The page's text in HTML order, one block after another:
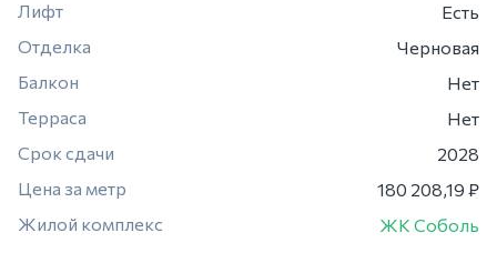
Лифт
Есть
Отделка
Черновая
Балкон
Нет
Терраса
Нет
Срок сдачи
2028
Цена за метр
180 208,19 ₽
Жилой комплекс
ЖК Соболь